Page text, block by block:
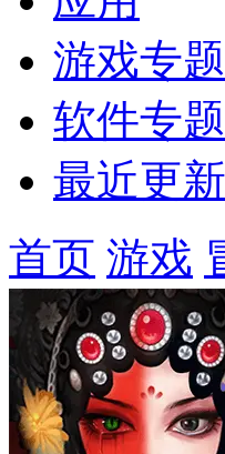
游戏专题
软件专题
最近更新
首页 游戏